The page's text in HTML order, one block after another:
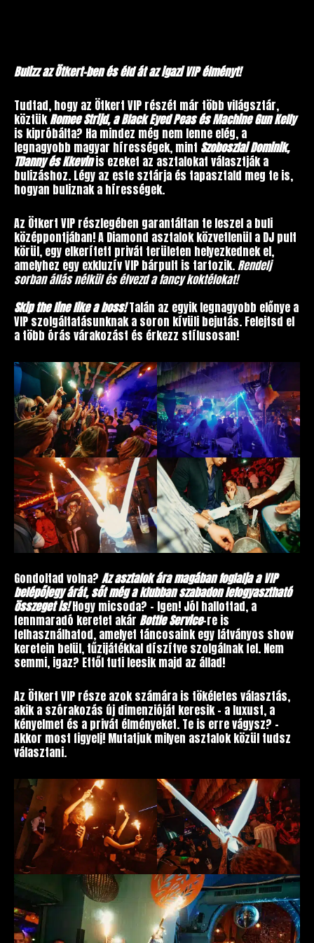
Bulizz az Ötkert-ben és éld át az igazi VIP élményt!
Tudtad, hogy az Ötkert VIP részét már több világsztár,
köztükRomee Strijd, a Black Eyed Peas és Machine Gun Kelly
is kipróbálta? Ha mindez még nem lenne elég, a
legnagyobb magyar hírességek, mint Szoboszlai Dominik,
TDanny és Kkevinis ezeket az asztalokat választják a
bulizáshoz. Légy az este sztárja és tapasztald meg te is,
hogyan buliznak a hírességek.
Az Ötkert VIP részlegében garantáltan te leszel a buli
középpontjában! A Diamond asztalok közvetlenül a DJ pult
körül, egy elkerített privát területen helyezkednek el,
amelyhez egy exkluzív VIP bárpult is tartozik.Rendelj
sorban állás nélkül és élvezd a fancy koktélokat!
Skip the line like a boss!Talán az egyik legnagyobb előnye a
VIP szolgáltatásunknak a soron kívüli bejutás. Felejtsd el
a több órás várakozást és érkezz stílusosan!
Gondoltad volna? Az asztalok ára magában foglalja a VIP
belépőjegy árát, sőt még a klubban szabadon lefogyasztható
összeget is!Hogy micsoda? – Igen! Jól hallottad, a
fennmaradó keretet akár Bottle Service-re is
felhasználhatod, amelyet táncosaink egy látványos show
keretein belül, tűzijátékkal díszítve szolgálnak fel. Nem
semmi, igaz? Ettől tuti leesik majd az állad!
Az Ötkert VIP része azok számára is tökéletes választás,
akik a szórakozás új dimenzióját keresik – a luxust, a
kényelmet és a privát élményeket. Te is erre vágysz? –
Akkor most figyelj! Mutatjuk milyen asztalok közül tudsz
választani.